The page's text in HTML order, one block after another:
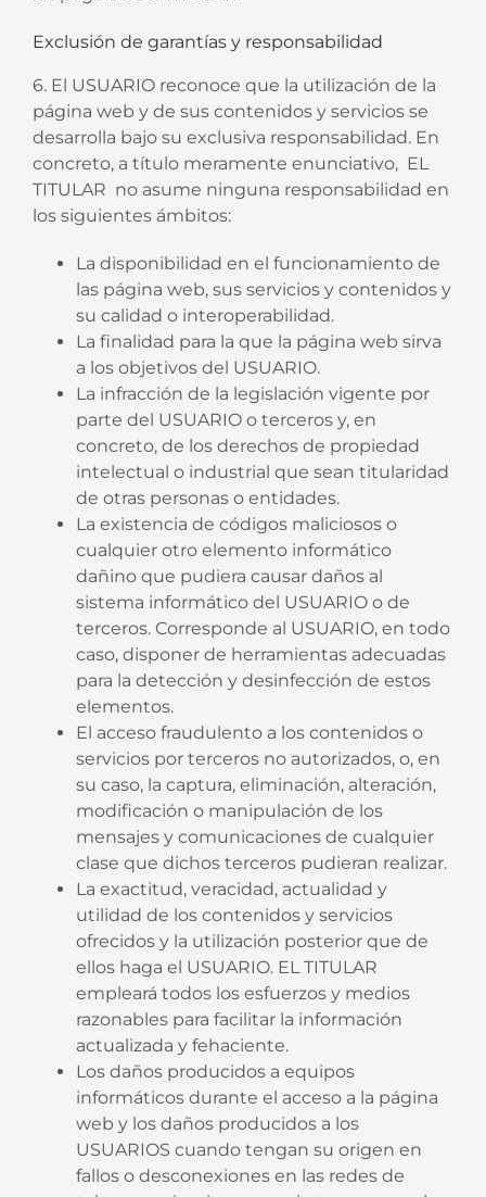
Exclusión de garantías y responsabilidad
6. El USUARIO reconoce que la utilización de la
página web y de sus contenidos y servicios se
desarrolla bajo su exclusiva responsabilidad. En
concreto, a título meramente enunciativo, EL
TITULAR no asume ninguna responsabilidad en
los siguientes ámbitos:
La disponibilidad en el funcionamiento de
las página web, sus servicios y contenidos y
su calidad o interoperabilidad.
La finalidad para la que la página web sirva
a los objetivos del USUARIO.
La infracción de la legislación vigente por
parte del USUARIO o terceros y, en
concreto, de los derechos de propiedad
intelectual o industrial que sean titularidad
de otras personas o entidades.
La existencia de códigos maliciosos o
cualquier otro elemento informático
dañino que pudiera causar daños al
sistema informático del USUARIO o de
terceros. Corresponde al USUARIO, en todo
caso, disponer de herramientas adecuadas
para la detección y desinfección de estos
elementos.
El acceso fraudulento a los contenidos o
servicios por terceros no autorizados, o, en
su caso, la captura, eliminación, alteración,
modificación o manipulación de los
mensajes y comunicaciones de cualquier
clase que dichos terceros pudieran realizar.
La exactitud, veracidad, actualidad y
utilidad de los contenidos y servicios
ofrecidos y la utilización posterior que de
ellos haga el USUARIO. EL TITULAR
empleará todos los esfuerzos y medios
razonables para facilitar la información
actualizada y fehaciente.
Los daños producidos a equipos
informáticos durante el acceso a la página
web y los daños producidos a los
USUARIOS cuando tengan su origen en
fallos o desconexiones en las redes de